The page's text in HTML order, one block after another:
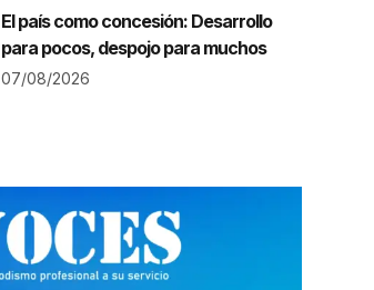
El país como concesión: Desarrollo
para pocos, despojo para muchos
07/08/2026